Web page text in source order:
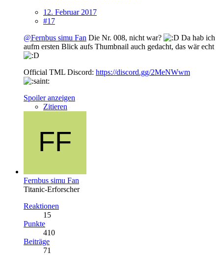
12. Februar 2017
#17
@Fernbus simu Fan Die Nr. 008, nicht war?
Da hab ich
aufm ersten Blick aufs Thumbnail auch gedacht, das wär echt
Official TML Discord: https://discord.gg/2MeNWwm
Spoiler anzeigen
Zitieren
Fernbus simu Fan
Titanic-Erforscher
Reaktionen
15
Punkte
410
Beiträge
71